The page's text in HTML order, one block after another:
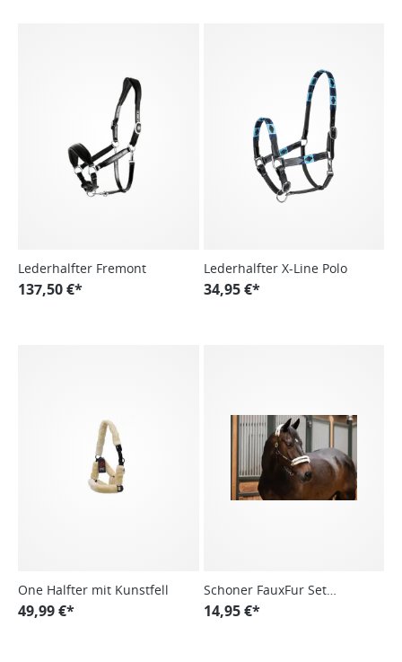
Lederhalfter Fremont
137,50 €*
Lederhalfter X-Line Polo
34,95 €*
One Halfter mit Kunstfell
49,99 €*
Schoner FauxFur Set
Elegance
14,95 €*